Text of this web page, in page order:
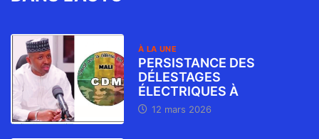
À LA UNE
PERSISTANCE DES
DÉLESTAGES
ÉLECTRIQUES À
12 mars 2026